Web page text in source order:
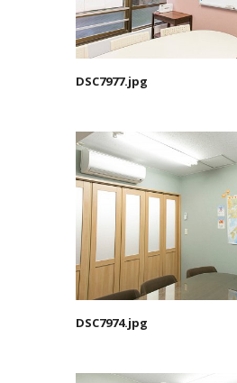
DSC7977.jpg
DSC7974.jpg